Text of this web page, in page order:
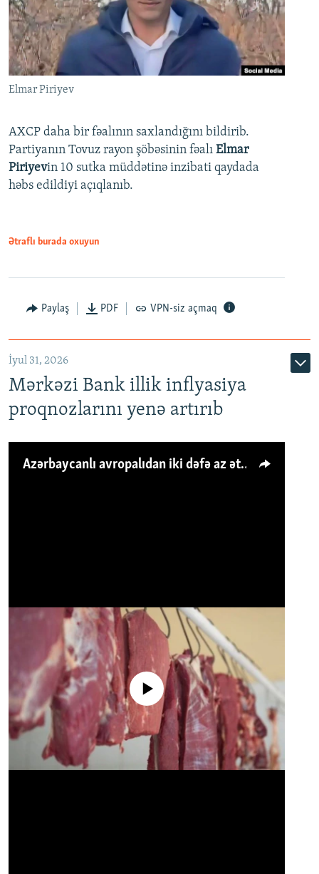
Elmar Piriyev
AXCP daha bir fəalının saxlandığını bildirib.
Partiyanın Tovuz rayon şöbəsinin fəalı Elmar
Piriyevin 10 sutka müddətinə inzibati qaydada
həbs edildiyi açıqlanıb.
Ətraflı burada oxuyun
Paylaş PDF VPN-siz açmaq
İyul 31, 2026
Mərkəzi Bank illik inflyasiya
proqnozlarını yenə artırıb
Azərbaycanlı avropalıdan iki dəfə az ət yeyir, amma... 'Qiymət artımı qaçılmazdır'
No media source currently available